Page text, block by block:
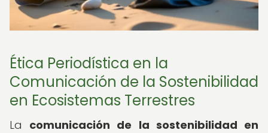
Ética Periodística en la
Comunicación de la Sostenibilidad
en Ecosistemas Terrestres
La comunicación de la sostenibilidad en